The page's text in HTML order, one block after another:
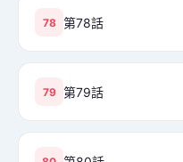
78 第78話
79 第79話